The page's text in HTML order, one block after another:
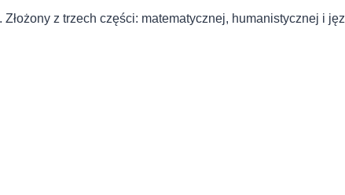
z trzech części: matematycznej, humanistycznej i